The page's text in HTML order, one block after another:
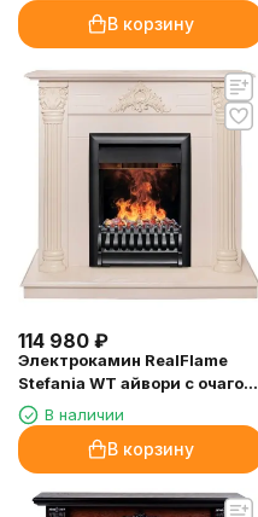
В корзину
114 980 ₽
Электрокамин RealFlame
Stefania WT айвори с очагом
3D Oregan
В наличии
В корзину